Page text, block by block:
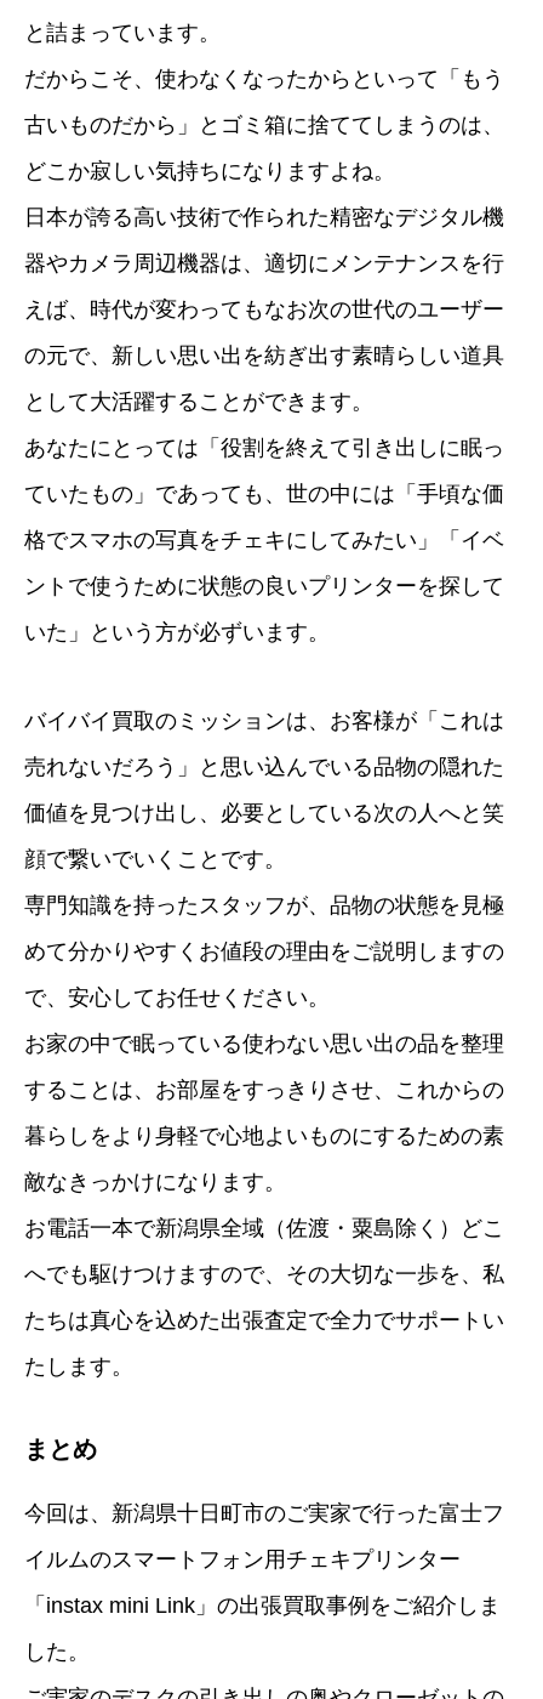
と詰まっています。
だからこそ、使わなくなったからといって「もう
古いものだから」とゴミ箱に捨ててしまうのは、
どこか寂しい気持ちになりますよね。
日本が誇る高い技術で作られた精密なデジタル機
器やカメラ周辺機器は、適切にメンテナンスを行
えば、時代が変わってもなお次の世代のユーザー
の元で、新しい思い出を紡ぎ出す素晴らしい道具
として大活躍することができます。
あなたにとっては「役割を終えて引き出しに眠っ
ていたもの」であっても、世の中には「手頃な価
格でスマホの写真をチェキにしてみたい」「イベ
ントで使うために状態の良いプリンターを探して
いた」という方が必ずいます。
バイバイ買取のミッションは、お客様が「これは
売れないだろう」と思い込んでいる品物の隠れた
価値を見つけ出し、必要としている次の人へと笑
顔で繋いでいくことです。
専門知識を持ったスタッフが、品物の状態を見極
めて分かりやすくお値段の理由をご説明しますの
で、安心してお任せください。
お家の中で眠っている使わない思い出の品を整理
することは、お部屋をすっきりさせ、これからの
暮らしをより身軽で心地よいものにするための素
敵なきっかけになります。
お電話一本で新潟県全域（佐渡・粟島除く）どこ
へでも駆けつけますので、その大切な一歩を、私
たちは真心を込めた出張査定で全力でサポートい
たします。
まとめ
今回は、新潟県十日町市のご実家で行った富士フ
イルムのスマートフォン用チェキプリンター
「instax mini Link」の出張買取事例をご紹介しま
した。